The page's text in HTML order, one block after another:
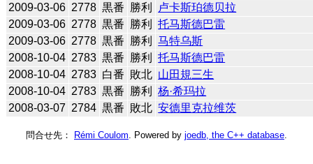
2009-03-06 2778 黒番 勝利
卢卡斯珀德贝拉
2009-03-06 2778 黒番 勝利
托马斯德巴雷
2009-03-06 2778 黒番 勝利
马特乌斯
2008-10-04 2783 黒番 勝利
托马斯德巴雷
2008-10-04 2783 白番 敗北 山田規三生
2008-10-04 2783 黒番 勝利
杨·希玛拉
2008-03-07 2784 黒番 敗北 安德里克拉维茨
問合せ先： Rémi Coulom . Powered by joedb, the C++ database